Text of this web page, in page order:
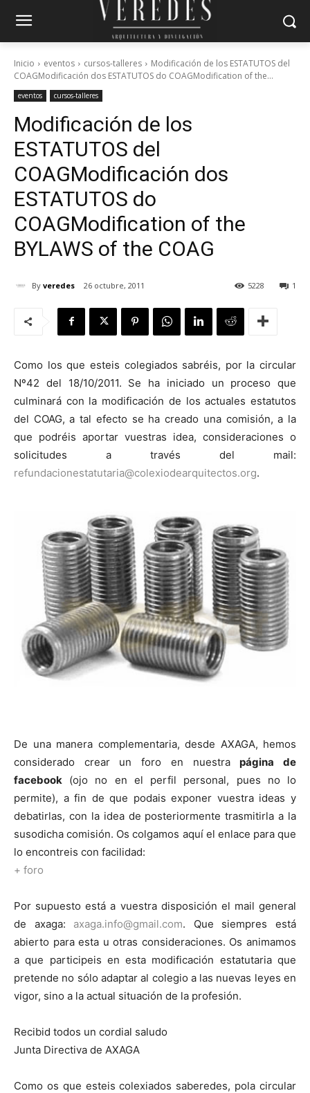
Inicio eventos cursos-talleres
Modificación de los ESTATUTOS del
COAGModificación dos ESTATUTOS do COAGModification of the...
eventos cursos-talleres
Modificación de los
ESTATUTOS del
COAGModificación dos
ESTATUTOS do
COAGModification of the
BYLAWS of the COAG
By veredes 26 octubre, 2011 1
5228
Como los que esteis colegiados sabréis, por la circular
Nº42 del 18/10/2011. Se ha iniciado un proceso que
culminará con la modificación de los actuales estatutos
del COAG, a tal efecto se ha creado una comisión, a la
que podréis aportar vuestras idea, consideraciones o
solicitudes a través del mail:
refundacionestatutaria@colexiodearquitectos.org.
De una manera complementaria, desde AXAGA, hemos
considerado crear un foro en nuestrapágina de
facebook (ojo no en el perfil personal, pues no lo
permite), a fin de que podais exponer vuestra ideas y
debatirlas, con la idea de posteriormente trasmitirla a la
susodicha comisión. Os colgamos aquí el enlace para que
lo encontreis con facilidad:
+ foro
Por supuesto está a vuestra disposición el mail general
de axaga: axaga.info@gmail.com. Que siempres está
abierto para esta u otras consideraciones. Os animamos
a que participeis en esta modificación estatutaria que
pretende no sólo adaptar al colegio a las nuevas leyes en
vigor, sino a la actual situación de la profesión.
Recibid todos un cordial saludo
Junta Directiva de AXAGA
Como os que esteis colexiados saberedes, pola circular